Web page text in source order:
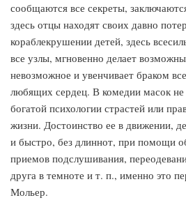
сообщаются все секреты,
здесь отцы находят своих давно
кораблекрушении детей, здесь
все узлы, мгновенно делает
невозможное и увенчивает браком
любящих сердец. В комедии масок не
богатой психологии страстей или
жизни. Достоинство ее в движении,
и быстро, без длиннот, при помощи
приемов подслушивания,
друга в темноте и т. п., именно это
Мольер.